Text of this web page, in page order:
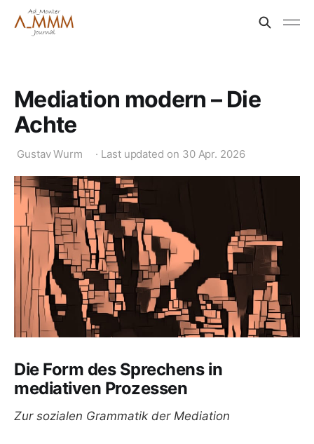
Mediation modern – Die
Achte
Gustav Wurm · Last updated on 30 Apr. 2026
Die Form des Sprechens in
mediativen Prozessen
Zur sozialen Grammatik der Mediation